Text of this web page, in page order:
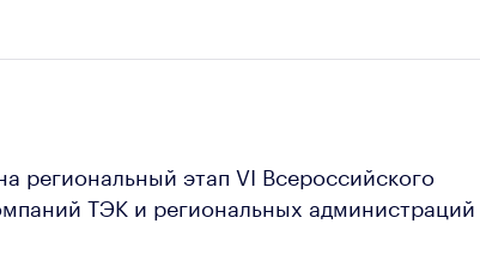
региональный этап VI Всероссийского
ТЭК и региональных администраций